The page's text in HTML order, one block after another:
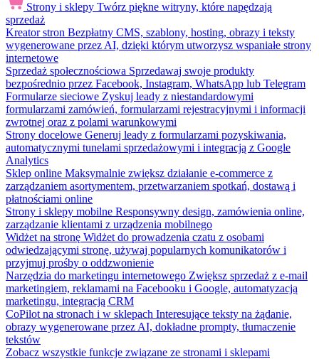
Strony i sklepy Twórz piękne witryny, które napędzają
sprzedaż
Kreator stron Bezpłatny CMS, szablony, hosting, obrazy i teksty
wygenerowane przez AI, dzięki którym utworzysz wspaniałe strony
internetowe
Sprzedaż społecznościowa Sprzedawaj swoje produkty
bezpośrednio przez Facebook, Instagram, WhatsApp lub Telegram
Formularze sieciowe Zyskuj leady z niestandardowymi
formularzami zamówień, formularzami rejestracyjnymi i informacji
zwrotnej oraz z polami warunkowymi
Strony docelowe Generuj leady z formularzami pozyskiwania,
automatycznymi tunelami sprzedażowymi i integracją z Google
Analytics
Sklep online Maksymalnie zwiększ działanie e-commerce z
zarządzaniem asortymentem, przetwarzaniem spotkań, dostawą i
płatnościami online
Strony i sklepy mobilne Responsywny design, zamówienia online,
zarządzanie klientami z urządzenia mobilnego
Widżet na stronę Widżet do prowadzenia czatu z osobami
odwiedzającymi stronę, używaj popularnych komunikatorów i
przyjmuj prośby o oddzwonienie
Narzędzia do marketingu internetowego Zwiększ sprzedaż z e-mail
marketingiem, reklamami na Facebooku i Google, automatyzacją
marketingu, integracją CRM
CoPilot na stronach i w sklepach Interesujące teksty na żądanie,
obrazy wygenerowane przez AI, dokładne prompty, tłumaczenie
tekstów
Zobacz wszystkie funkcje związane ze stronami i sklepami